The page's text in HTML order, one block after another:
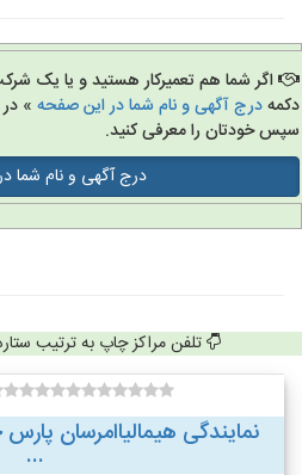
اگر شما هم تعمیرکار هستید و یا یک شرکت
درج آگهی و نام شما در این صفحه» در
خودتان را معرفی کنید.
درج آگهی و نام شما
تلفن مراکز چاپ به ترتیب
نمایندگی هیمالیاامرسان پارس
...